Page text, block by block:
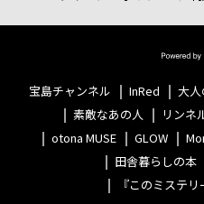
宝島チャンネル InRed 大
素敵なあの人
リンネ
otona MUSE
GLOW
田舎暮らしの本
『このミステ